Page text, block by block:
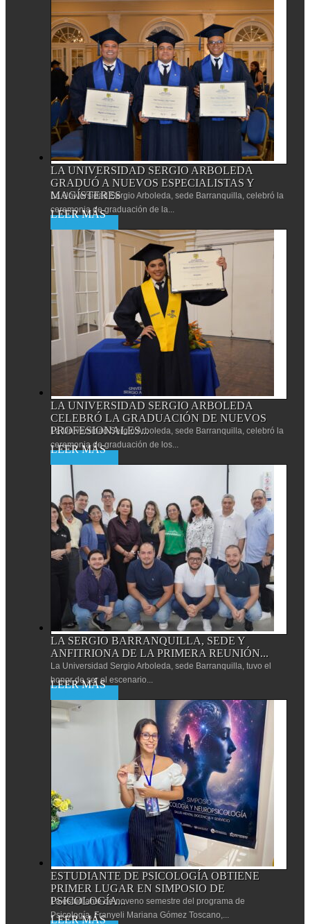
LA UNIVERSIDAD SERGIO ARBOLEDA
GRADUÓ A NUEVOS ESPECIALISTAS Y
MAGÍSTERES
La Universidad Sergio Arboleda, sede Barranquilla, celebró la
ceremonia de graduación de la...
LA UNIVERSIDAD SERGIO ARBOLEDA
CELEBRÓ LA GRADUACIÓN DE NUEVOS
PROFESIONALES...
La Universidad Sergio Arboleda, sede Barranquilla, celebró la
ceremonia de graduación de los...
LA SERGIO BARRANQUILLA, SEDE Y
ANFITRIONA DE LA PRIMERA REUNIÓN...
La Universidad Sergio Arboleda, sede Barranquilla, tuvo el
honor de ser el escenario...
ESTUDIANTE DE PSICOLOGÍA OBTIENE
PRIMER LUGAR EN SIMPOSIO DE
PSICOLOGÍA...
La estudiante de noveno semestre del programa de
Psicología, Franyeli Mariana Gómez Toscano,...